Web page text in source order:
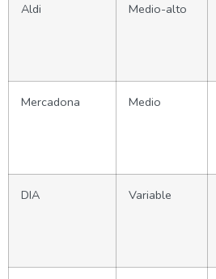
Aldi Medio-alto
Mercadona Medio
DIA Variable